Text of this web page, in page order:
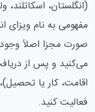
(انگلستان،
مفهومی به نام ویزای
صورت مجزا اصلاً وجود
می‌کنید و پس از
اقامت، کار یا
فعالیت کنید.